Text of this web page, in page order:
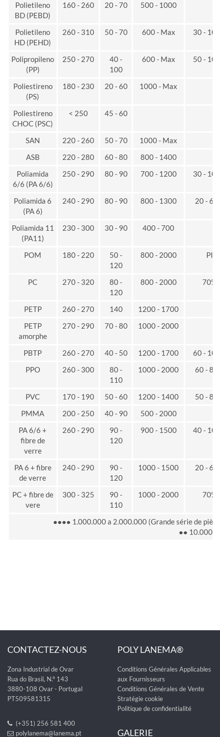
Polietileno
BD (PEBD)
160 - 260 20 - 70 500 - 1000
Polietileno
HD (PEHD)
260 - 310 50 - 70 600 - Max 30 -
Polipropileno
(PP)
250 - 270
40 -
100
600 - Max 50 -
Poliestireno
(PS)
180 - 230 20 - 60 1000 - Max
Poliestireno
CHOC (PSC)
< 250 45 - 60
SAN 220 - 260 50 - 70
1000 - Max
ASB
220 - 280 60 - 80
800 - 1400
Poliamida
6/6 (PA 6/6)
250 - 290 80 - 90 700 - 1200 30 -
Poliamida 6
(PA 6)
240 - 290 80 - 90 800 - 1300 20 -
Poliamida 11
(PA11)
230 - 300 30 - 90 400 - 700
POM 180 - 220
50 -
120
800 - 2000 PI
PC 270 - 320
80 -
120
800 - 2000 70%
PETP 260 - 270 140
1200 - 1700
PETP
amorphe
270 - 290 70 - 80 1000 - 2000
PBTP 260 - 270 40 - 50 1200 - 1700
60 -
PPO
260 - 300
80 -
110
1000 - 2000 60 -
PVC 170 - 190 50 - 60 1200 - 1400
50 -
PMMA
200 - 250 40 - 90
500 - 2000
PA 6/6 +
fibre de
verre
260 - 290
90 -
120
900 - 1500 40 -
PA 6 + fibre
de verre
240 - 290
90 -
120
1000 - 1500 20 -
PC + fibre de
vere
300 - 325
90 -
110
1000 - 2000 70%
●●●● 1.000.000 a 2.000.000 (Grande série de
●● 10.000 a
CONTACTEZ-NOUS
Zona Industrial de Ovar
Rua do Brasil, N.º 143
3880-108 Ovar - Portugal
PT509581315
(+351) 256 581 400
polylanema@lanema.pt
POLY LANEMA®
Conditions Générales Applicables
aux Fournisseurs
Conditions Générales de Vente
Stratégie cookie
Politique de confidentialité
GALERIE